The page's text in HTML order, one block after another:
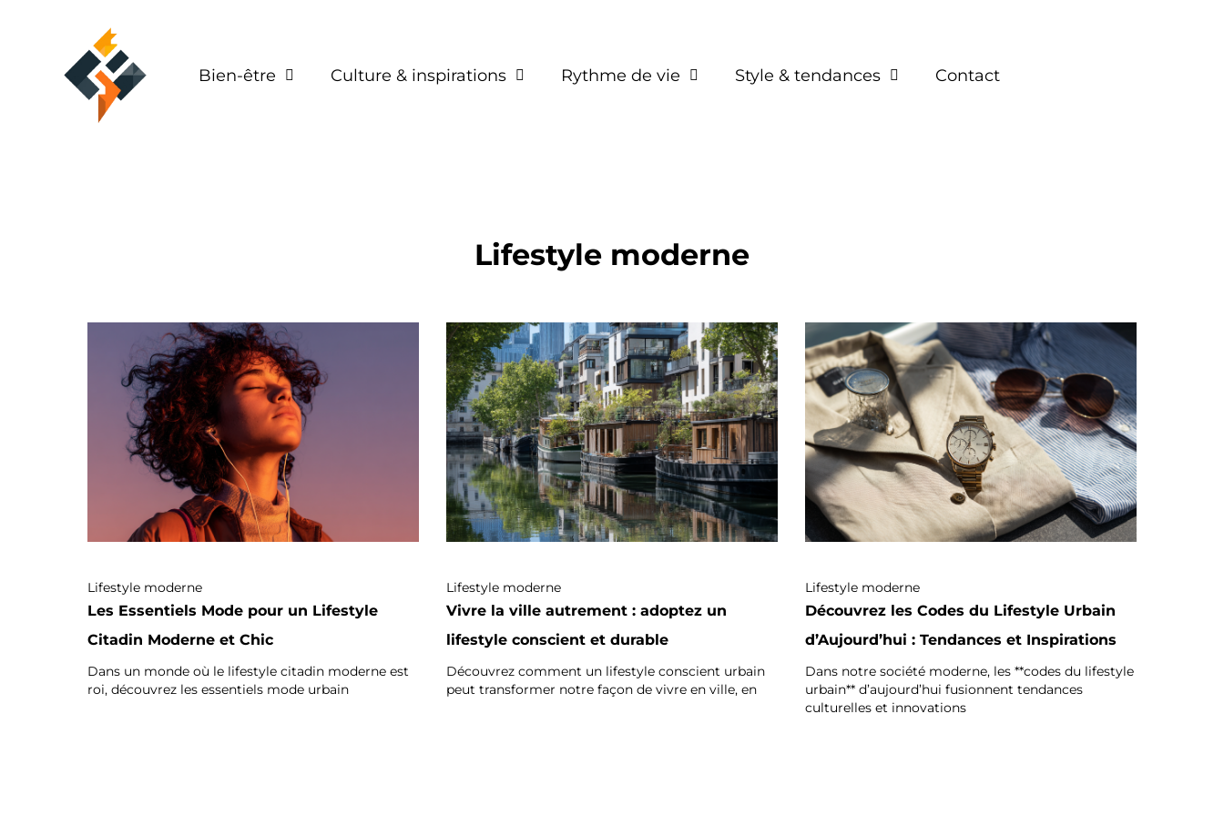
Bien-être Culture & inspirations Rythme de vie Style & tendances Contact
Lifestyle moderne
Lifestyle moderne
Les Essentiels Mode pour un Lifestyle
Citadin Moderne et Chic
Dans un monde où le lifestyle citadin moderne est
roi, découvrez les essentiels mode urbain
Lifestyle moderne
Vivre la ville autrement : adoptez un
lifestyle conscient et durable
Découvrez comment un lifestyle conscient urbain
peut transformer notre façon de vivre en ville, en
Lifestyle moderne
Découvrez les Codes du Lifestyle Urbain
d’Aujourd’hui : Tendances et Inspirations
Dans notre société moderne, les **codes du lifestyle
urbain** d’aujourd’hui fusionnent tendances
culturelles et innovations